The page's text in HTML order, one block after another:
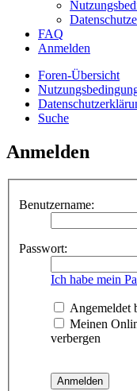
FAQ
Anmelden
Foren-Übersicht
Suche
Anmelden
Benutzername:
Passwort:
Ich habe mein
Angemeldet
Meinen
verbergen